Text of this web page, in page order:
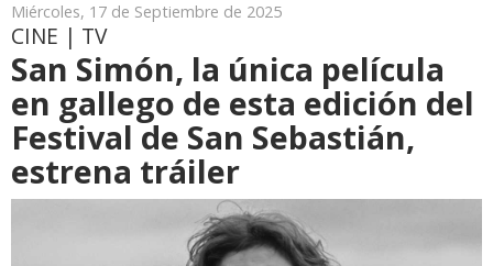
Miércoles, 17 de Septiembre de 2025
CINE | TV
San Simón, la única película
en gallego de esta edición del
Festival de San Sebastián,
estrena tráiler